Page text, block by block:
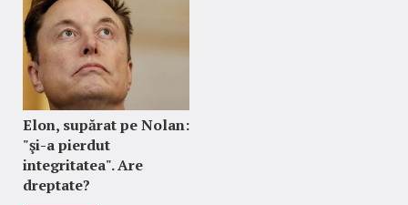
Elon, supărat pe Nolan:
"şi-a pierdut
integritatea". Are
dreptate?